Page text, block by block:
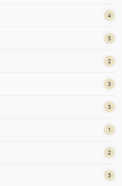
4
5
2
3
3
1
2
3